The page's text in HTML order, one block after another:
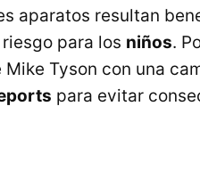
aparatos resultan
para los niños.
Tyson con una
para evitar